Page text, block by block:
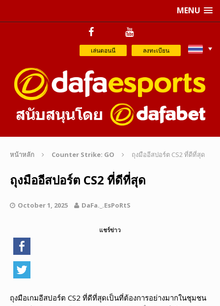
MENU
เล่นตอนนี ลงทะเบียน
หน้าหลัก Counter Strike: GO ถุงมืออีสปอร์ต CS2 ที่ดีที่สุด
ถุงมืออีสปอร์ต CS2 ที่ดีที่สุด
October 1, 2025 DaFa._.EsPoRtS
แชร์ข่าว
ถุงมือเกมอีสปอร์ต CS2 ที่ดีที่สุดเป็นที่ต้องการอย่างมากในชุมชน